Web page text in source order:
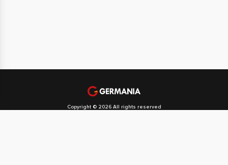
Copyright © 2026 All rights reserved